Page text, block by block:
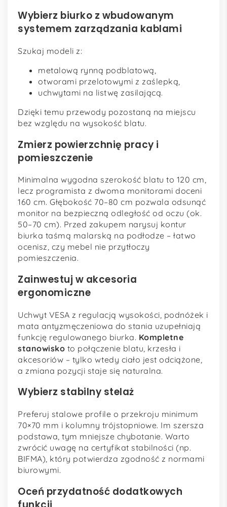
Wybierz biurko z wbudowanym
systemem zarządzania kablami
Szukaj modeli z:
metalową rynną podblatową,
otworami przelotowymi z zaślepką,
uchwytami na listwę zasilającą.
Dzięki temu przewody pozostaną na miejscu
bez względu na wysokość blatu.
Zmierz powierzchnię pracy i
pomieszczenie
Minimalna wygodna szerokość blatu to 120 cm,
lecz programista z dwoma monitorami doceni
160 cm. Głębokość 70–80 cm pozwala odsunąć
monitor na bezpieczną odległość od oczu (ok.
50–70 cm). Przed zakupem narysuj kontur
biurka taśmą malarską na podłodze – łatwo
ocenisz, czy mebel nie przytłoczy
pomieszczenia.
Zainwestuj w akcesoria
ergonomiczne
Uchwyt VESA z regulacją wysokości, podnóżek i
mata antyzmęczeniowa do stania uzupełniają
funkcję regulowanego biurka. Kompletne
stanowisko to połączenie blatu, krzesła i
akcesoriów – tylko wtedy ciało jest odciążone,
a zmiana pozycji staje się naturalna.
Wybierz stabilny stelaż
Preferuj stalowe profile o przekroju minimum
70×70 mm i kolumny trójstopniowe. Im szersza
podstawa, tym mniejsze chybotanie. Warto
zwrócić uwagę na certyfikat stabilności (np.
BIFMA), który potwierdza zgodność z normami
biurowymi.
Oceń przydatność dodatkowych